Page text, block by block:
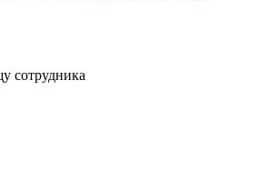
сотрудника